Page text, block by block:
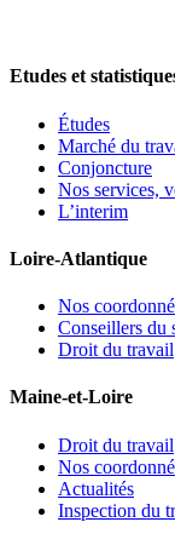
Etudes et
Études
Marché du
Conjoncture
Nos services,
L’interim
Loire-Atlantique
Nos
Conseillers du
Droit du travail
Maine-et-Loire
Droit du travail
Nos
Actualités
Inspection du